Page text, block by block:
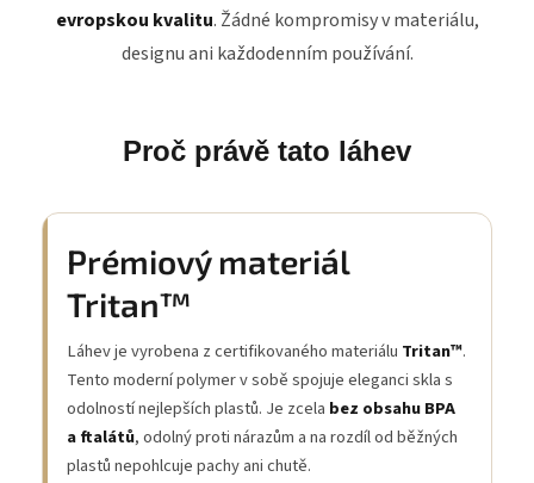
evropskou kvalitu. Žádné kompromisy v materiálu,
designu ani každodenním používání.
Proč právě tato láhev
Prémiový materiál
Tritan™
Láhev je vyrobena z certifikovaného materiálu Tritan™.
Tento moderní polymer v sobě spojuje eleganci skla s
odolností nejlepších plastů. Je zcela bez obsahu BPA
a ftalátů, odolný proti nárazům a na rozdíl od běžných
plastů nepohlcuje pachy ani chutě.